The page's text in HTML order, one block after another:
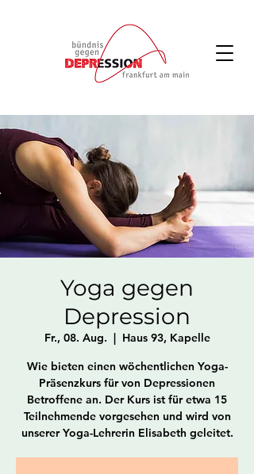
Yoga gegen
Depression
Fr., 08. Aug.
  |
Haus 93, Kapelle
Wie bieten einen wöchentlichen Yoga-
Präsenzkurs für von Depressionen
Betroffene an. Der Kurs ist für etwa 15
Teilnehmende vorgesehen und wird von
unserer Yoga-Lehrerin Elisabeth geleitet.